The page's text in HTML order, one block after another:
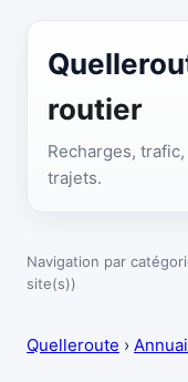
routier
Recharges,
trajets.
Navigation par
site(s))
Quelleroute ›